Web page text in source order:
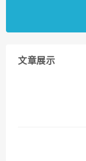
文章展示